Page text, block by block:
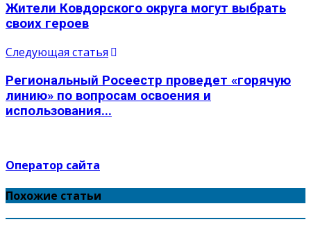
Жители Ковдорского округа могут выбрать
своих героев
Следующая статья
Региональный Росеестр проведет «горячую
линию» по вопросам освоения и
использования...
Оператор сайта
Похожие статьи